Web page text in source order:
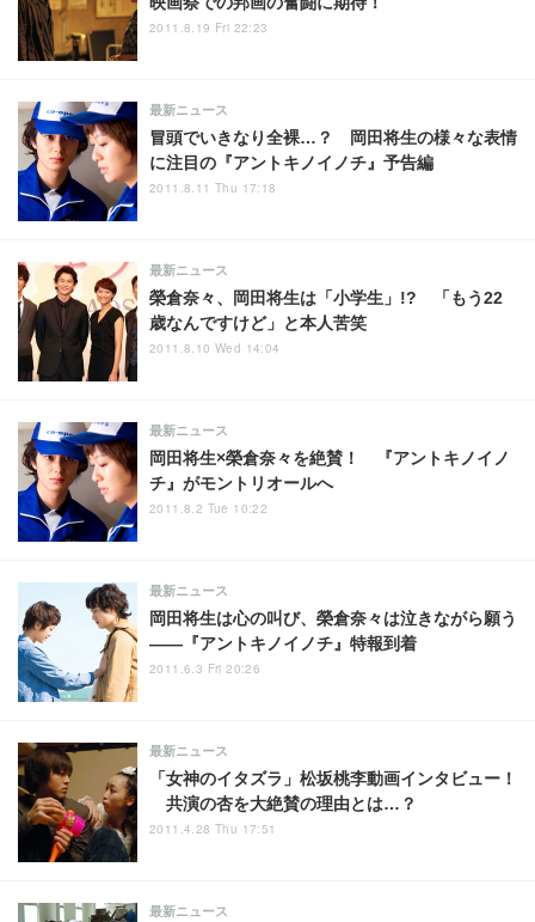
2011.8.19 Fri 22:23
冒頭でいきなり全裸…？ 岡田将生の様々な表情
に注目の『アントキノイノチ』予告編
最新ニュース
2011.8.11 Thu 17:18
榮倉奈々、岡田将生は「小学生」!? 「もう22
歳なんですけど」と本人苦笑
最新ニュース
2011.8.10 Wed 14:04
岡田将生×榮倉奈々を絶賛！ 『アントキノイノ
チ』がモントリオールへ
最新ニュース
2011.8.2 Tue 10:22
岡田将生は心の叫び、榮倉奈々は泣きながら願う
——『アントキノイノチ』特報到着
最新ニュース
2011.6.3 Fri 20:26
「女神のイタズラ」松坂桃李動画インタビュー！
共演の杏を大絶賛の理由とは…？
最新ニュース
2011.4.28 Thu 17:51
最新ニュース